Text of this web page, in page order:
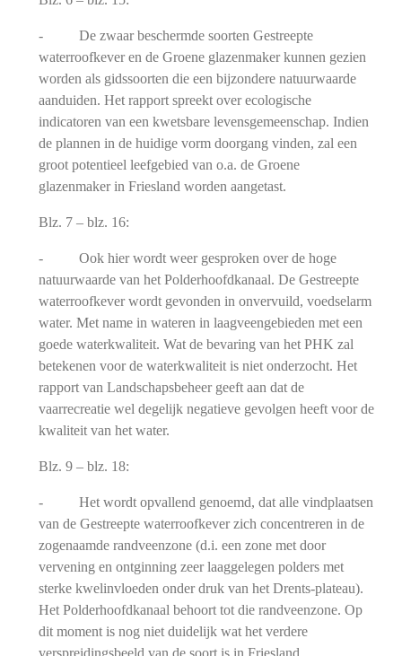
- De zwaar beschermde soorten Gestreepte
waterroofkever en de Groene glazenmaker kunnen gezien
worden als gidssoorten die een bijzondere natuurwaarde
aanduiden. Het rapport spreekt over ecologische
indicatoren van een kwetsbare levensgemeenschap. Indien
de plannen in de huidige vorm doorgang vinden, zal een
groot potentieel leefgebied van o.a. de Groene
glazenmaker in Friesland worden aangetast.
Blz. 7 – blz. 16:
- Ook hier wordt weer gesproken over de hoge
natuurwaarde van het Polderhoofdkanaal. De Gestreepte
waterroofkever wordt gevonden in onvervuild, voedselarm
water. Met name in wateren in laagveengebieden met een
goede waterkwaliteit. Wat de bevaring van het PHK zal
betekenen voor de waterkwaliteit is niet onderzocht. Het
rapport van Landschapsbeheer geeft aan dat de
vaarrecreatie wel degelijk negatieve gevolgen heeft voor de
kwaliteit van het water.
Blz. 9 – blz. 18:
- Het wordt opvallend genoemd, dat alle vindplaatsen
van de Gestreepte waterroofkever zich concentreren in de
zogenaamde randveenzone (d.i. een zone met door
vervening en ontginning zeer laaggelegen polders met
sterke kwelinvloeden onder druk van het Drents-plateau).
Het Polderhoofdkanaal behoort tot die randveenzone. Op
dit moment is nog niet duidelijk wat het verdere
verspreidingsbeeld van de soort is in Friesland.